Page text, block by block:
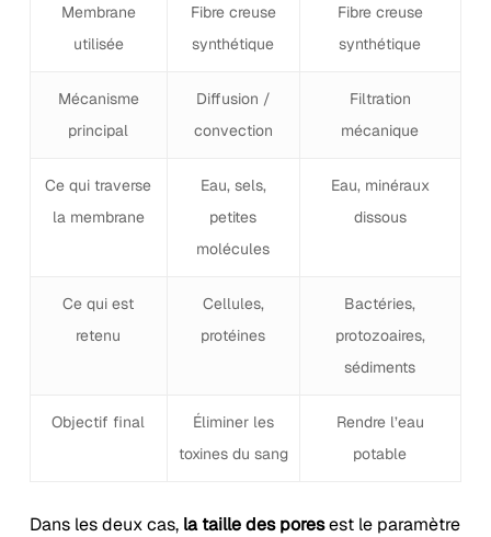
Membrane
utilisée
Fibre creuse
synthétique
Fibre creuse
synthétique
Mécanisme
principal
Diffusion /
convection
Filtration
mécanique
Ce qui traverse
la membrane
Eau, sels,
petites
molécules
Eau, minéraux
dissous
Ce qui est
retenu
Cellules,
protéines
Bactéries,
protozoaires,
sédiments
Objectif final
Éliminer les
toxines du sang
Rendre l’eau
potable
Dans les deux cas, la taille des poresest le paramètre